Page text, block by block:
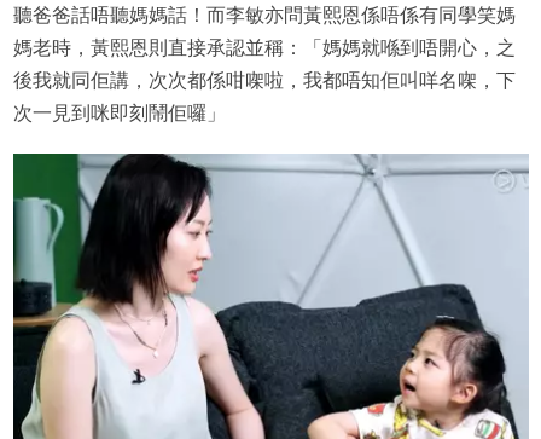
聽爸爸話唔聽媽媽話！而李敏亦問黃熙恩係唔係有同學笑媽
媽老時，黃熙恩則直接承認並稱：「媽媽就喺到唔開心，之
後我就同佢講，次次都係咁㗎啦，我都唔知佢叫咩名㗎，下
次一見到咪即刻鬧佢囉」